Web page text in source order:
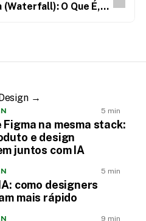
(Waterfall): O Que É,
→
5 min
Figma na mesma stack:
e design
juntos com IA
5 min
como designers
mais rápido
9 min